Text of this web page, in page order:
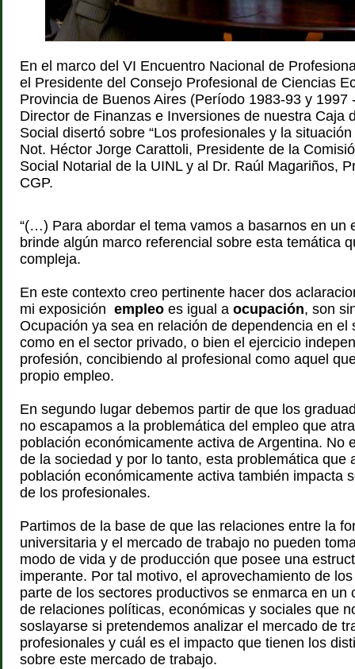
En el marco del VI Encuentro Nacional de
el Presidente del Consejo Profesional de Ciencias
Provincia de Buenos Aires (Período 1983-93 y 1997
Director de Finanzas e Inversiones de nuestra Caja
Social disertó sobre “Los profesionales y la
Not. Héctor Jorge Carattoli, Presidente de la
Social Notarial de la UINL y al Dr. Raúl Magariños,
CGP.
“(…) Para abordar el tema vamos a basarnos en un
brinde algún marco referencial sobre esta temática
compleja.
En este contexto creo pertinente hacer dos
mi exposición empleo es igual a ocupación, son
Ocupación ya sea en relación de dependencia en el
como en el sector privado, o bien el ejercicio
profesión, concibiendo al profesional como aquel
propio empleo.
En segundo lugar debemos partir de que los
no escapamos a la problemática del empleo que
población económicamente activa de Argentina. No
de la sociedad y por lo tanto, esta problemática que
población económicamente activa también impacta
de los profesionales.
Partimos de la base de que las relaciones entre la
universitaria y el mercado de trabajo no pueden
modo de vida y de producción que posee una
imperante. Por tal motivo, el aprovechamiento de
parte de los sectores productivos se enmarca en un
de relaciones políticas, económicas y sociales que
soslayarse si pretendemos analizar el mercado de
profesionales y cuál es el impacto que tienen los
sobre este mercado de trabajo.